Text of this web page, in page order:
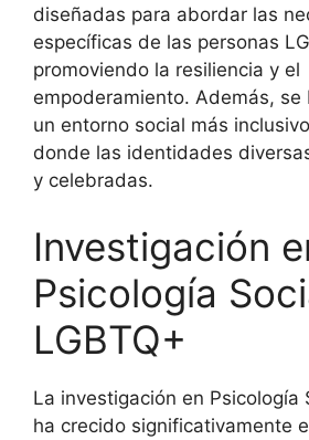
diseñadas para abordar las
específicas de las personas
promoviendo la resiliencia y el
empoderamiento. Además,
un entorno social más
donde las identidades
y celebradas.
Investigación
Psicología
LGBTQ+
La investigación en Psicología
ha crecido significativamente